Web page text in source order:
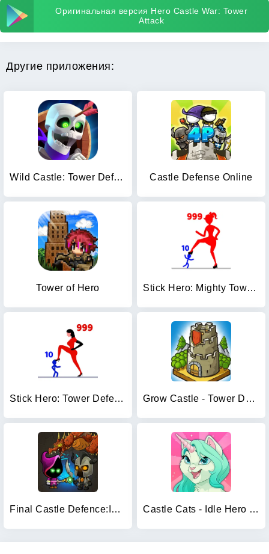
Оригинальная версия Hero Castle War: Tower
Attack
Другие приложения:
Wild Castle: Tower Defense TD Castle Defense Online
Tower of Hero Stick Hero: Mighty Tower Wars
Stick Hero: Tower Defense Grow Castle - Tower Defense
Final Castle Defence:Idle RPG Castle Cats - Idle Hero RPG